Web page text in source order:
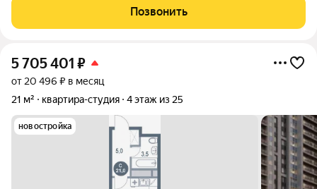
комфорт, уют, стильные и современные решения. Тут каждый
сможет найти пространство для
Позвонить
5 705 401 ₽
от 20 496 ₽ в месяц
21 м²
квартира-студия 4 этаж из 25
новостройка